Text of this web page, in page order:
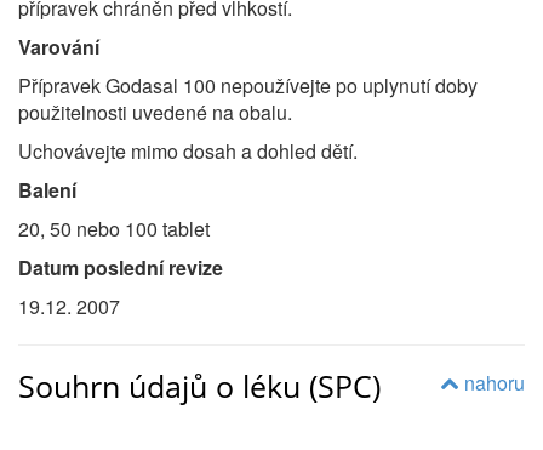
přípravek chráněn před vlhkostí.
Varování
Přípravek Godasal 100 nepoužívejte po uplynutí doby
použitelnosti uvedené na obalu.
Uchovávejte mimo dosah a dohled dětí.
Balení
20, 50 nebo 100 tablet
Datum poslední revize
19.12. 2007
nahoru
Souhrn údajů o léku (SPC)